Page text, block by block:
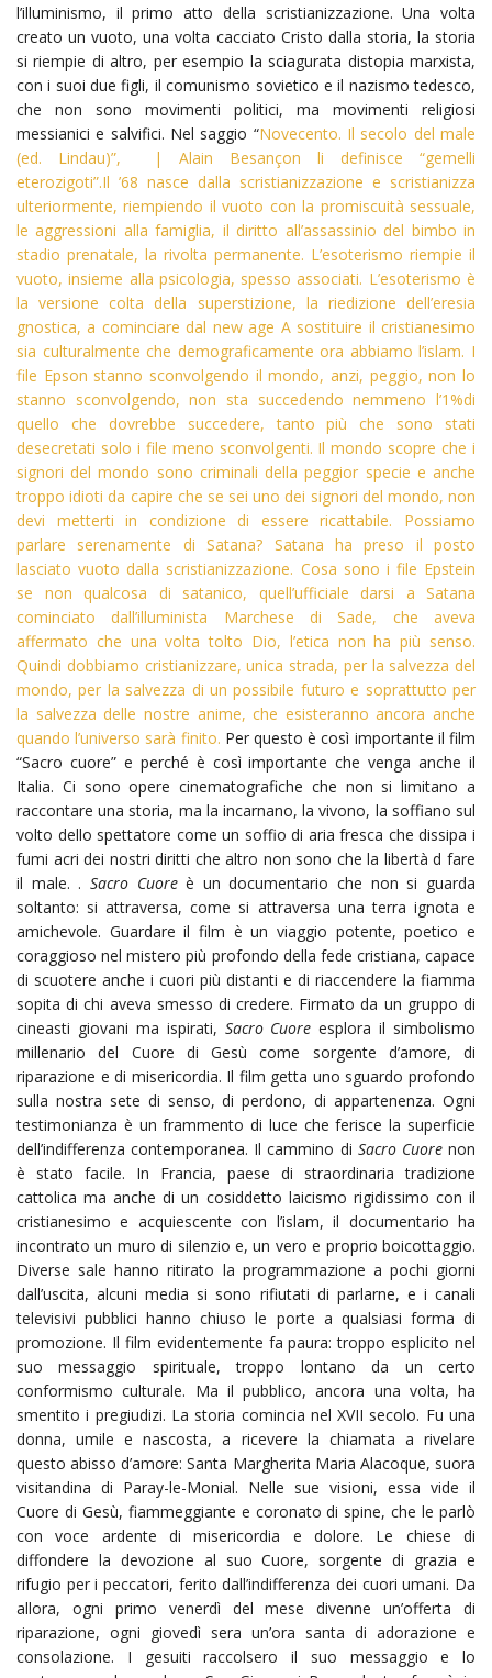
l’illuminismo, il primo atto della scristianizzazione. Una volta
creato un vuoto, una volta cacciato Cristo dalla storia, la storia
si riempie di altro, per esempio la sciagurata distopia marxista,
con i suoi due figli, il comunismo sovietico e il nazismo tedesco,
che non sono movimenti politici, ma movimenti religiosi
messianici e salvifici. Nel saggio “Novecento. Il secolo del male
(ed. Lindau)”, | Alain Besançon li definisce “gemelli
eterozigoti”.Il ’68 nasce dalla scristianizzazione e scristianizza
ulteriormente, riempiendo il vuoto con la promiscuità sessuale,
le aggressioni alla famiglia, il diritto all’assassinio del bimbo in
stadio prenatale, la rivolta permanente. L’esoterismo riempie il
vuoto, insieme alla psicologia, spesso associati. L’esoterismo è
la versione colta della superstizione, la riedizione dell’eresia
gnostica, a cominciare dal new age A sostituire il cristianesimo
sia culturalmente che demograficamente ora abbiamo l’islam. I
file Epson stanno sconvolgendo il mondo, anzi, peggio, non lo
stanno sconvolgendo, non sta succedendo nemmeno l’1%di
quello che dovrebbe succedere, tanto più che sono stati
desecretati solo i file meno sconvolgenti. Il mondo scopre che i
signori del mondo sono criminali della peggior specie e anche
troppo idioti da capire che se sei uno dei signori del mondo, non
devi metterti in condizione di essere ricattabile. Possiamo
parlare serenamente di Satana? Satana ha preso il posto
lasciato vuoto dalla scristianizzazione. Cosa sono i file Epstein
se non qualcosa di satanico, quell’ufficiale darsi a Satana
cominciato dall’illuminista Marchese di Sade, che aveva
affermato che una volta tolto Dio, l’etica non ha più senso.
Quindi dobbiamo cristianizzare, unica strada, per la salvezza del
mondo, per la salvezza di un possibile futuro e soprattutto per
la salvezza delle nostre anime, che esisteranno ancora anche
quando l’universo sarà finito. Per questo è così importante il film
“Sacro cuore” e perché è così importante che venga anche il
Italia. Ci sono opere cinematografiche che non si limitano a
raccontare una storia, ma la incarnano, la vivono, la soffiano sul
volto dello spettatore come un soffio di aria fresca che dissipa i
fumi acri dei nostri diritti che altro non sono che la libertà d fare
il male. . Sacro Cuoreè un documentario che non si guarda
soltanto: si attraversa, come si attraversa una terra ignota e
amichevole. Guardare il film è un viaggio potente, poetico e
coraggioso nel mistero più profondo della fede cristiana, capace
di scuotere anche i cuori più distanti e di riaccendere la fiamma
sopita di chi aveva smesso di credere. Firmato da un gruppo di
cineasti giovani ma ispirati, Sacro Cuore esplora il simbolismo
millenario del Cuore di Gesù come sorgente d’amore, di
riparazione e di misericordia. Il film getta uno sguardo profondo
sulla nostra sete di senso, di perdono, di appartenenza. Ogni
testimonianza è un frammento di luce che ferisce la superficie
dell’indifferenza contemporanea. Il cammino di Sacro Cuorenon
è stato facile. In Francia, paese di straordinaria tradizione
cattolica ma anche di un cosiddetto laicismo rigidissimo con il
cristianesimo e acquiescente con l’islam, il documentario ha
incontrato un muro di silenzio e, un vero e proprio boicottaggio.
Diverse sale hanno ritirato la programmazione a pochi giorni
dall’uscita, alcuni media si sono rifiutati di parlarne, e i canali
televisivi pubblici hanno chiuso le porte a qualsiasi forma di
promozione. Il film evidentemente fa paura: troppo esplicito nel
suo messaggio spirituale, troppo lontano da un certo
conformismo culturale. Ma il pubblico, ancora una volta, ha
smentito i pregiudizi. La storia comincia nel XVII secolo. Fu una
donna, umile e nascosta, a ricevere la chiamata a rivelare
questo abisso d’amore: Santa Margherita Maria Alacoque, suora
visitandina di Paray-le-Monial. Nelle sue visioni, essa vide il
Cuore di Gesù, fiammeggiante e coronato di spine, che le parlò
con voce ardente di misericordia e dolore. Le chiese di
diffondere la devozione al suo Cuore, sorgente di grazia e
rifugio per i peccatori, ferito dall’indifferenza dei cuori umani. Da
allora, ogni primo venerdì del mese divenne un’offerta di
riparazione, ogni giovedì sera un’ora santa di adorazione e
consolazione. I gesuiti raccolsero il suo messaggio e lo